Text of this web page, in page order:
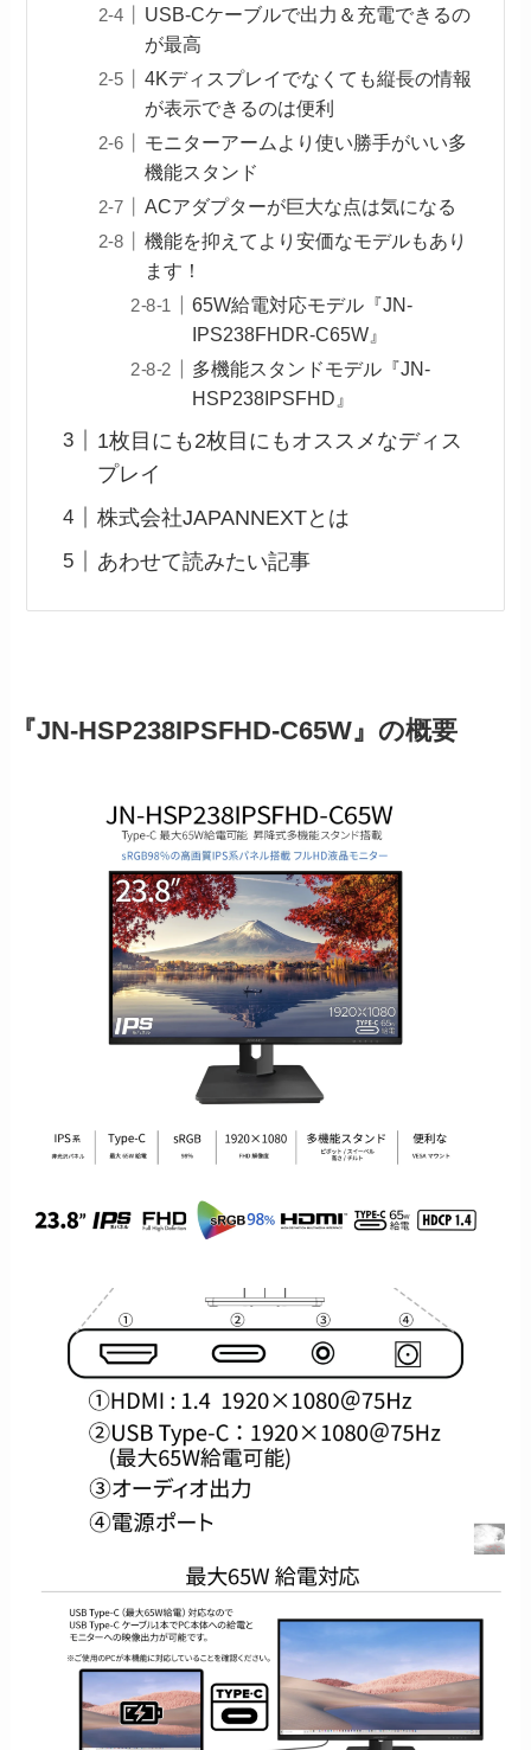
USB-Cケーブルで出力＆充電できるの
が最高
4Kディスプレイでなくても縦長の情報
が表示できるのは便利
モニターアームより使い勝手がいい多
機能スタンド
ACアダプターが巨大な点は気になる
機能を抑えてより安価なモデルもあり
ます！
65W給電対応モデル『JN-
IPS238FHDR-C65W』
多機能スタンドモデル『JN-
HSP238IPSFHD』
1枚目にも2枚目にもオススメなディス
プレイ
株式会社JAPANNEXTとは
あわせて読みたい記事
『JN-HSP238IPSFHD-C65W』の概要